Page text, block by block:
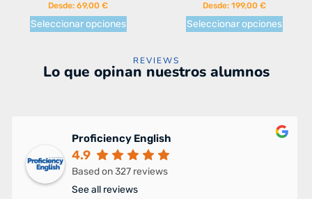
Desde: 69,00 €
Seleccionar opciones
Desde: 199,00 €
Seleccionar opciones
REVIEWS
Lo que opinan nuestros alumnos
Proficiency English
4.9
Based on 327 reviews
See all reviews